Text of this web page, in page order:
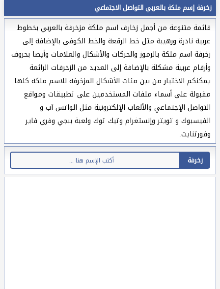
زخرفة إسم ملكة بالعربي التواصل الاجتماعي
قائمة متنوعة من أجمل زخارف اسم ملكة مزخرفة بالعربي بخطوط
عربية نادرة ورهيبة مثل خط الرقعة والخط الكوفي بالإضافة إلى
زخرفة اسم ملكة بالرموز والحركات والأشكال والعلامات وأيضا بحروف
وأرقام عربية مشكلة بالإضافة إلى العديد من الزخرفات الرائعة
يمكنكم الاختيار من بين مئات الأشكال المزخرفة للاسم ملكة كلها
مقبولة على أسماء ملفات المستخدمين على تطبيقات ومواقع
التواصل الإجتماعي والألعاب الإلكترونية مثل الواتس آب و
الفيسبوك و تويتر وإنستغرام وتيك توك ولعبة ببجي وفري فاير
وفورتنايت.
زخرفة